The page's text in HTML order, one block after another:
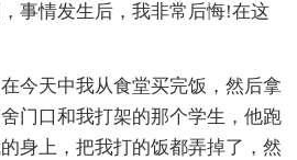
事情发生后，我非常后悔!在这
今天中我从食堂买完饭，然后拿
门口和我打架的那个学生，他跑
身上，把我打的饭都弄掉了，然